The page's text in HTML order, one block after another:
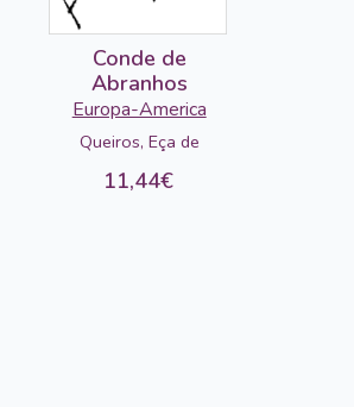
Conde de
Abranhos
Europa-America
Queiros, Eça de
11,44€